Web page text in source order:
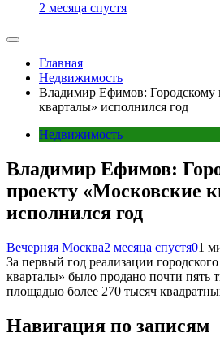
2 месяца спустя
Главная
Недвижимость
Владимир Ефимов: Городскому
кварталы» исполнился год
Недвижимость
Владимир Ефимов:
проекту «Московские
исполнился год
Вечерняя Москва2 месяца спустя01
За первый год реализации
кварталы» было продано почти пять
площадью более 270 тысяч
Навигация по записям